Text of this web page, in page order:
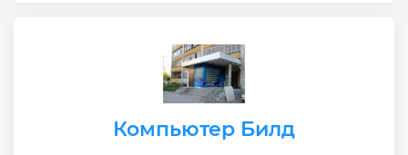
Компьютер Билд